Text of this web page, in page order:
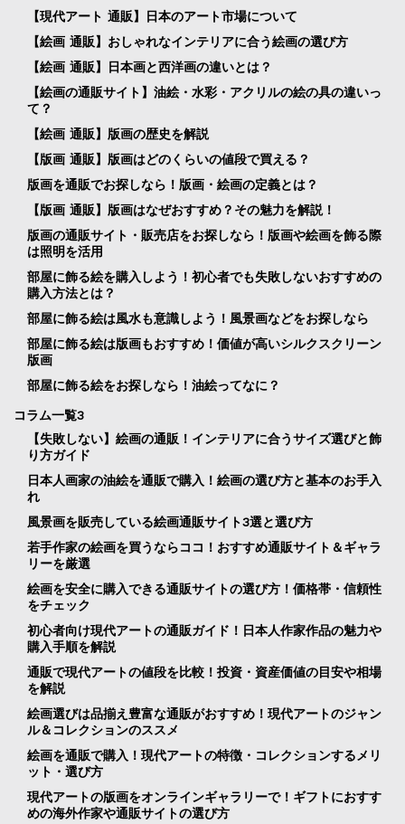
【現代アート 通販】日本のアート市場について
【絵画 通販】おしゃれなインテリアに合う絵画の選び方
【絵画 通販】日本画と西洋画の違いとは？
【絵画の通販サイト】油絵・水彩・アクリルの絵の具の違いっ
て？
【絵画 通販】版画の歴史を解説
【版画 通販】版画はどのくらいの値段で買える？
版画を通販でお探しなら！版画・絵画の定義とは？
【版画 通販】版画はなぜおすすめ？その魅力を解説！
版画の通販サイト・販売店をお探しなら！版画や絵画を飾る際
は照明を活用
部屋に飾る絵を購入しよう！初心者でも失敗しないおすすめの
購入方法とは？
部屋に飾る絵は風水も意識しよう！風景画などをお探しなら
部屋に飾る絵は版画もおすすめ！価値が高いシルクスクリーン
版画
部屋に飾る絵をお探しなら！油絵ってなに？
コラム一覧3
【失敗しない】絵画の通販！インテリアに合うサイズ選びと飾
り方ガイド
日本人画家の油絵を通販で購入！絵画の選び方と基本のお手入
れ
風景画を販売している絵画通販サイト3選と選び方
若手作家の絵画を買うならココ！おすすめ通販サイト＆ギャラ
リーを厳選
絵画を安全に購入できる通販サイトの選び方！価格帯・信頼性
をチェック
初心者向け現代アートの通販ガイド！日本人作家作品の魅力や
購入手順を解説
通販で現代アートの値段を比較！投資・資産価値の目安や相場
を解説
絵画選びは品揃え豊富な通販がおすすめ！現代アートのジャン
ル＆コレクションのススメ
絵画を通販で購入！現代アートの特徴・コレクションするメリ
ット・選び方
現代アートの版画をオンラインギャラリーで！ギフトにおすす
めの海外作家や通販サイトの選び方